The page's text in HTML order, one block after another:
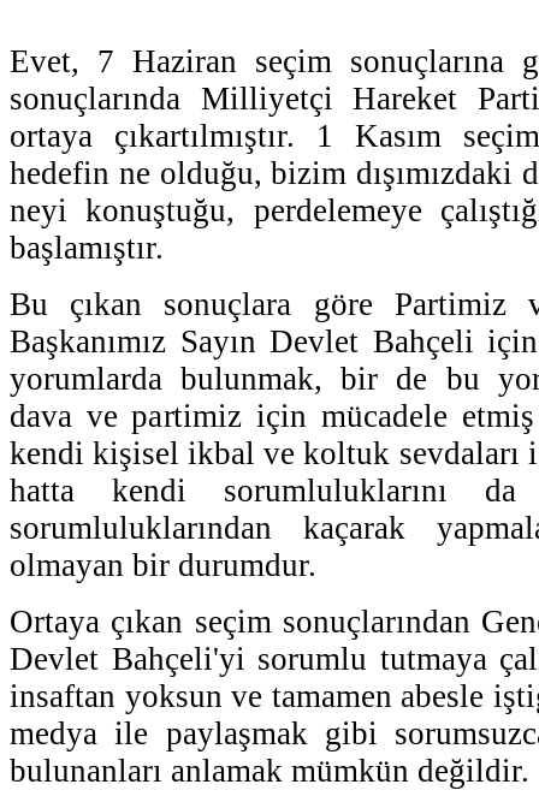
Evet, 7 Haziran seçim sonuçlarına
sonuçlarında Milliyetçi Hareket
ortaya çıkartılmıştır. 1 Kasım
hedefin ne olduğu, bizim dışımızdaki
neyi konuştuğu, perdelemeye
başlamıştır.
Bu çıkan sonuçlara göre Partimiz
Başkanımız Sayın Devlet Bahçeli
yorumlarda bulunmak, bir de bu
dava ve partimiz için mücadele
kendi kişisel ikbal ve koltuk sevdaları
hatta kendi sorumluluklarını
sorumluluklarından kaçarak
olmayan bir durumdur.
Ortaya çıkan seçim sonuçlarından
Devlet Bahçeli'yi sorumlu tutmaya
insaftan yoksun ve tamamen abesle
medya ile paylaşmak gibi
bulunanları anlamak mümkün değildir.